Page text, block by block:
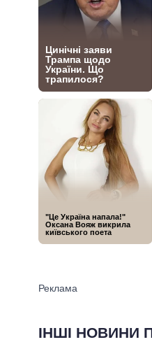
ІНШІ НОВИНИ